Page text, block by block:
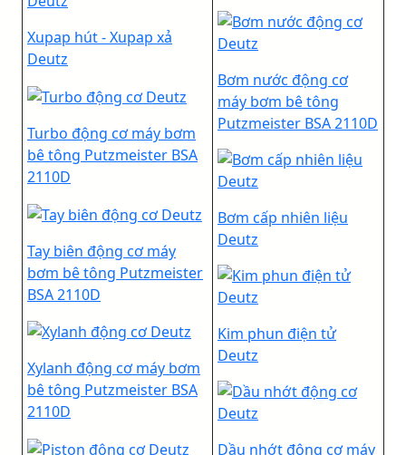
Xupap hút - Xupap xả
Deutz
Turbo động cơ máy bơm
bê tông Putzmeister BSA
2110D
Tay biên động cơ máy
bơm bê tông Putzmeister
BSA 2110D
Xylanh động cơ máy bơm
bê tông Putzmeister BSA
2110D
Bơm nước động cơ
máy bơm bê tông
Putzmeister BSA 2110D
Bơm cấp nhiên liệu
Deutz
Kim phun điện tử
Deutz
Dầu nhớt động cơ máy